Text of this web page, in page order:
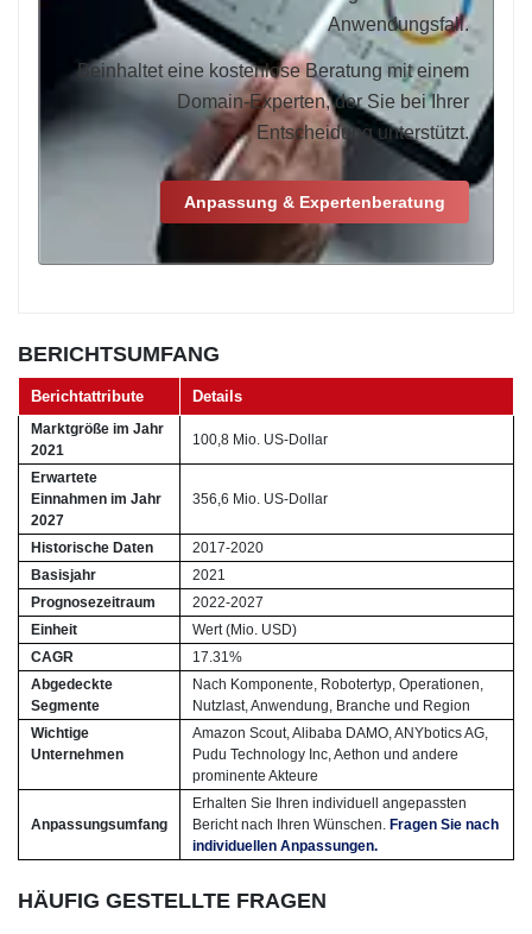
Anwendungsfall.
Beinhaltet eine kostenlose Beratung mit einem
Domain-Experten, der Sie bei Ihrer
Entscheidung unterstützt.
Anpassung & Expertenberatung
BERICHTSUMFANG
Berichtattribute Details
Marktgröße im Jahr
2021
100,8 Mio. US-Dollar
Erwartete
Einnahmen im Jahr
2027
356,6 Mio. US-Dollar
Historische Daten
2017-2020
Basisjahr
2021
Prognosezeitraum
2022-2027
Einheit
Wert (Mio. USD)
CAGR
17.31%
Abgedeckte
Segmente
Nach Komponente, Robotertyp, Operationen,
Nutzlast, Anwendung, Branche und Region
Wichtige
Unternehmen
Amazon Scout, Alibaba DAMO, ANYbotics AG,
Pudu Technology Inc, Aethon und andere
prominente Akteure
Anpassungsumfang
Erhalten Sie Ihren individuell angepassten
Bericht nach Ihren Wünschen. Fragen Sie nach
individuellen Anpassungen.
HÄUFIG GESTELLTE FRAGEN